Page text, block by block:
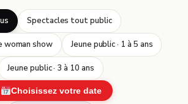
Spectacles tout public
woman show Jeune public · 1 à 5 ans
Jeune public · 3 à 10 ans
Choisissez votre date